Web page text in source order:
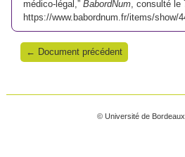
médico-légal,” BabordNum, consulté le
https://www.babordnum.fr/items/show/
← Document précédent
© Université de Bordeaux